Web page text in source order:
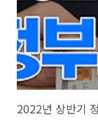
2022년 상반기